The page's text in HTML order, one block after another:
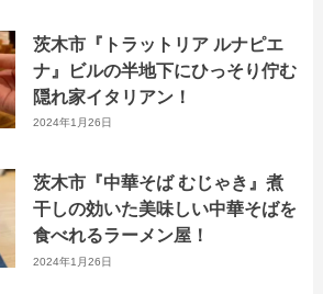
茨木市『トラットリア ルナピエ
ナ』ビルの半地下にひっそり佇む
隠れ家イタリアン！
2024年1月26日
茨木市『中華そば むじゃき』煮
干しの効いた美味しい中華そばを
食べれるラーメン屋！
2024年1月26日